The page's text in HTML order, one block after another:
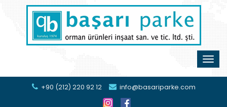
+90 (212) 220 92 12 info@basariparke.com